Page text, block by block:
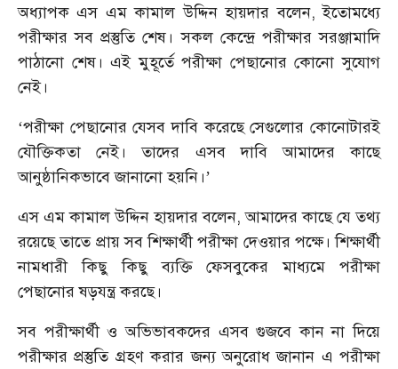
অধ্যাপক এস এম কামাল উদ্দিন হায়দার‌ বলেন, ইতোমধ্যে
পরীক্ষার সব প্রস্তুতি শেষ। সকল কেন্দ্রে পরীক্ষার সরঞ্জামাদি
পাঠানো শেষ। এই মুহূর্তে পরীক্ষা পেছানোর কোনো সুযোগ
নেই।
‘পরীক্ষা পেছানোর যেসব দাবি করেছে সেগুলোর কোনোটারই
যৌক্তিকতা নেই। তাদের এসব দাবি আমাদের কাছে
আনুষ্ঠানিকভাবে জানানো হয়নি।’
এস এম কামাল উদ্দিন হায়দার‌ বলেন, আমাদের কাছে যে তথ্য
রয়েছে তাতে প্রায় সব শিক্ষার্থী পরীক্ষা দেওয়ার পক্ষে। শিক্ষার্থী
নামধারী কিছু কিছু ব্যক্তি ফেসবুকের মাধ্যমে পরীক্ষা
পেছানোর ষড়যন্ত্র করছে।
সব পরীক্ষার্থী ও অভিভাবকদের এসব গুজবে কান না দিয়ে
পরীক্ষার প্রস্তুতি গ্রহণ করার জন্য অনুরোধ জানান এ পরীক্ষা